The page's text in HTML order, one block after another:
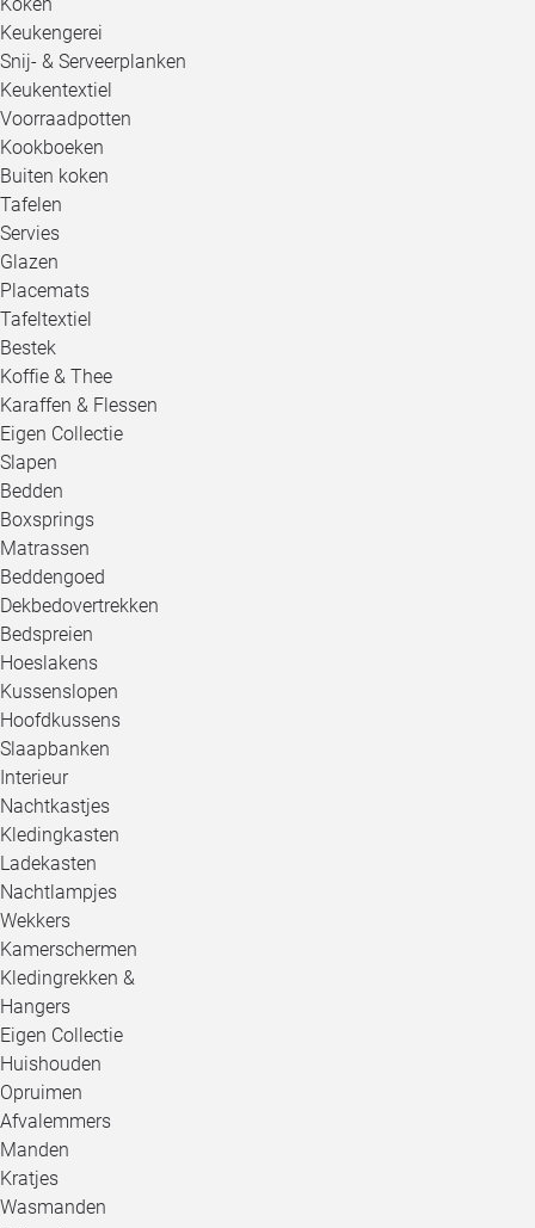
Keukengerei
Snij- & Serveerplanken
Keukentextiel
Voorraadpotten
Kookboeken
Buiten koken
Tafelen
Servies
Glazen
Placemats
Tafeltextiel
Bestek
Koffie & Thee
Karaffen & Flessen
Eigen Collectie
Slapen
Bedden
Boxsprings
Matrassen
Beddengoed
Dekbedovertrekken
Bedspreien
Hoeslakens
Kussenslopen
Hoofdkussens
Slaapbanken
Interieur
Nachtkastjes
Kledingkasten
Ladekasten
Nachtlampjes
Wekkers
Kamerschermen
Kledingrekken &
Hangers
Eigen Collectie
Huishouden
Opruimen
Afvalemmers
Manden
Kratjes
Wasmanden